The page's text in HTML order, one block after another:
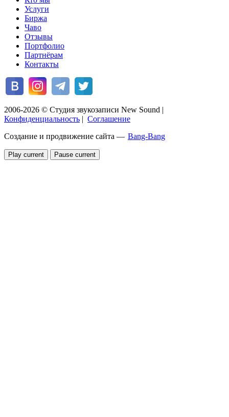
Услуги
Биржа
Чаво
Отзывы
Портфолио
Партнёрам
Контакты
2006-2026 © Студия звукозаписи New Sound
Конфиденциальность
Соглашение
Создание и продвижение сайта — Bang-Bang
Play current Pause current